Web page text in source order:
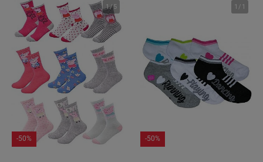
1/5
-50%
1 / 1
-50%